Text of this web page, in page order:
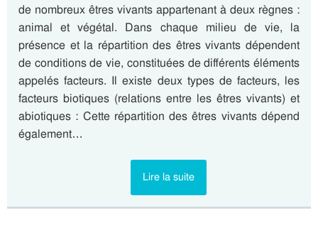
de nombreux êtres vivants appartenant à deux règnes :
animal et végétal. Dans chaque milieu de vie, la
présence et la répartition des êtres vivants dépendent
de conditions de vie, constituées de différents éléments
appelés facteurs. Il existe deux types de facteurs, les
facteurs biotiques (relations entre les êtres vivants) et
abiotiques : Cette répartition des êtres vivants dépend
également…
Lire la suite